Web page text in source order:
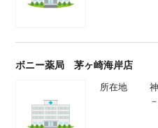
ボニー薬局 茅ヶ崎海岸店
所在地